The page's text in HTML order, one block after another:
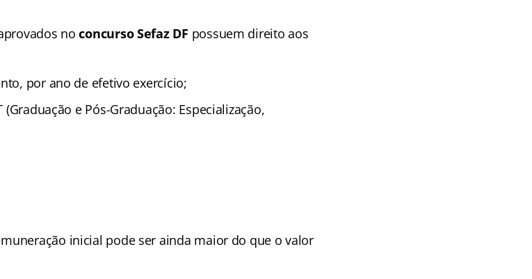
noconcurso Sefaz DF possuem direito aos
por ano de efetivo exercício;
e Pós-Graduação: Especialização,
inicial pode ser ainda maior do que o valor